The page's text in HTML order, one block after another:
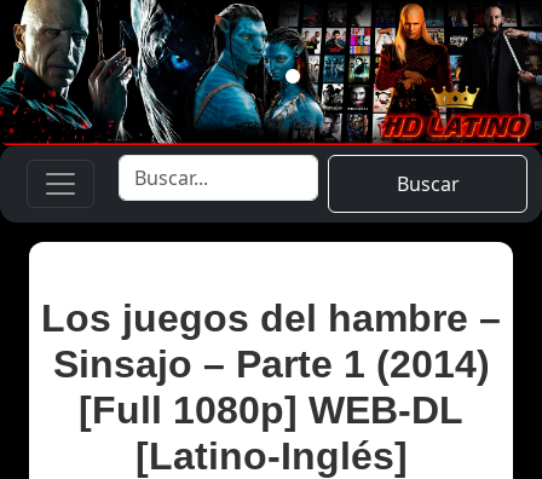
Buscar
Los juegos del hambre –
Sinsajo – Parte 1 (2014)
[Full 1080p] WEB-DL
[Latino-Inglés]